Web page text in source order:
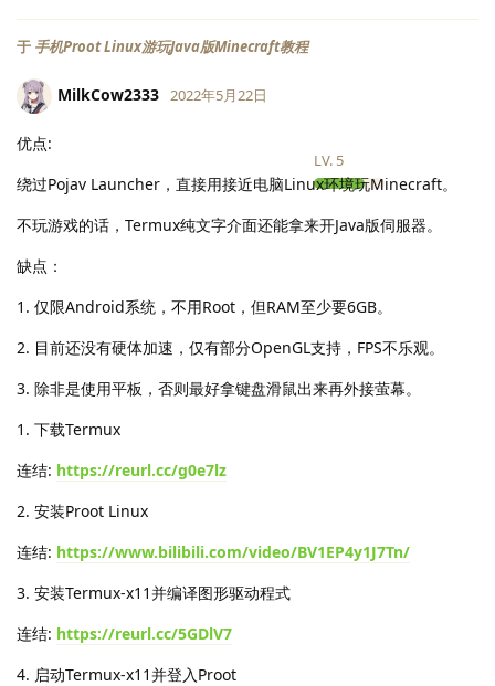
于 手机Proot Linux游玩Java版Minecraft教程
MilkCow2333
LV. 5
2022年5月22日
优点:
绕过Pojav Launcher，直接用接近电脑Linux环境玩Minecraft。
不玩游戏的话，Termux纯文字介面还能拿来开Java版伺服器。
缺点：
1. 仅限Android系统，不用Root，但RAM至少要6GB。
2. 目前还没有硬体加速，仅有部分OpenGL支持，FPS不乐观。
3. 除非是使用平板，否则最好拿键盘滑鼠出来再外接萤幕。
1. 下载Termux
连结: https://reurl.cc/g0e7lz
2. 安装Proot Linux
连结: https://www.bilibili.com/video/BV1EP4y1J7Tn/
3. 安装Termux-x11并编译图形驱动程式
连结: https://reurl.cc/5GDlV7
4. 启动Termux-x11并登入Proot